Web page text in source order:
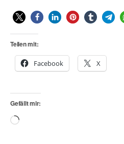
Teilen mit:
Facebook X
Gefällt mir:
Wird